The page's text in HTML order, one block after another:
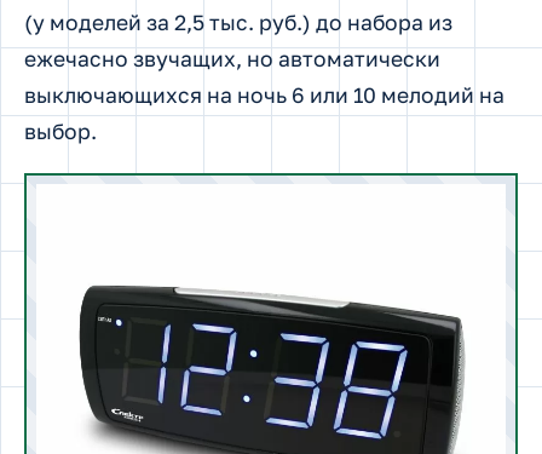
(у моделей за 2,5 тыс. руб.) до набора из
ежечасно звучащих, но автоматически
выключающихся на ночь 6 или 10 мелодий на
выбор.